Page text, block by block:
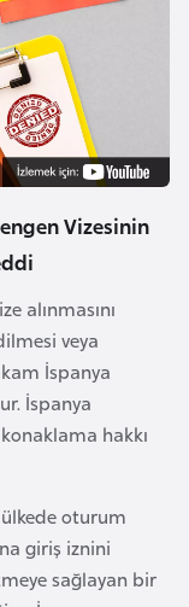
Vizesinin
alınmasını
veya
İspanya
İspanya
hakkı
oturum
giriş iznini
sağlayan bir